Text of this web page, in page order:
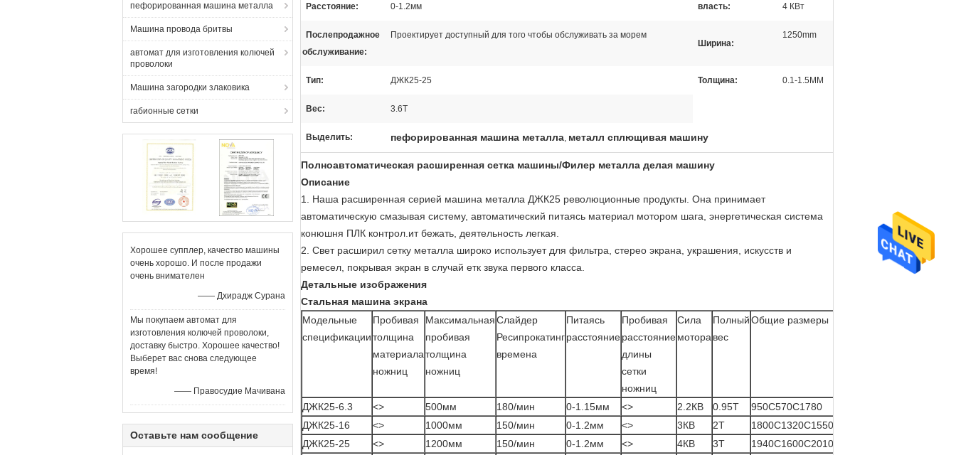
пефорированная машина металла
Машина провода бритвы
автомат для изготовления колючей
проволоки
Машина загородки злаковика
габионные сетки
Хорошее супплер, качество машины
очень хорошо. И после продажи
очень внимателен
—— Дхирадж Сурана
Мы покупаем автомат для
изготовления колючей проволоки,
доставку быстро. Хорошее качество!
Выберет вас снова следующее
время!
—— Правосудие Мачивана
Оставьте нам сообщение
Расстояние: 0-1.2мм власть: 4 КВт
Послепродажное
обслуживание:
Проектирует доступный для того чтобы обслуживать за морем
Ширина:
1250mm
Тип: ДЖК25-25 Толщина: 0.1-1.5MM
Вес: 3.6T
Выделить: пефорированная машина металла, металл сплющивая машину
Полноавтоматическая расширенная сетка машины/Филер металла делая машину
Описание
1. Наша расширенная серией машина металла ДЖК25 революционные продукты. Она принимает
автоматическую смазывая систему, автоматический питаясь материал мотором шага, энергетическая система
конюшня ПЛК контрол.ит бежать, деятельность легкая.
2. Свет расширил сетку металла широко использует для фильтра, стерео экрана, украшения, искусств и
ремесел, покрывая экран в случай етк звука первого класса.
Детальные изображения
Стальная машина экрана
Модельные
спецификации
Пробивая
толщина
материала
ножниц
Максимальная
пробивая
толщина
ножниц
Слайдер
Ресипрокатинг
времена
Питаясь
расстояние
Пробивая
расстояние
длины
сетки
ножниц
Сила
мотора
Полный
вес
Общие размеры
ДЖК25-6.3 <> 500мм 180/мин 0-1.15мм <> 2.2КВ 0.95Т
950С570С1780
ДЖК25-16
<> 1000мм 150/мин 0-1.2мм <> 3КВ 2Т
1800С1320С1550
ДЖК25-25
<> 1200мм 150/мин 0-1.2мм <> 4КВ 3Т
1940С1600С2010